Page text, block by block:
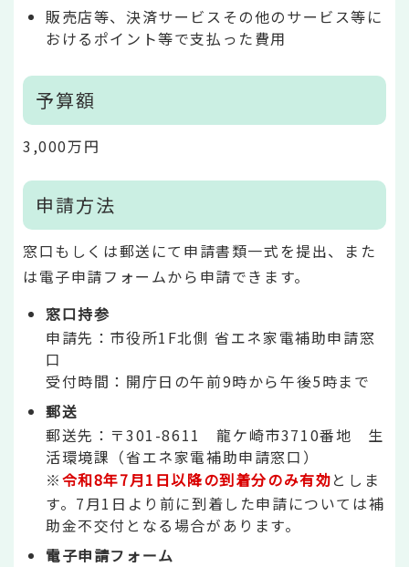
販売店等、決済サービスその他のサービス等に
おけるポイント等で支払った費用
予算額
3,000万円
申請方法
窓口もしくは郵送にて申請書類一式を提出、また
は電子申請フォームから申請できます。
窓口持参
申請先：市役所1F北側 省エネ家電補助申請窓
口
受付時間：開庁日の午前9時から午後5時まで
郵送
郵送先：〒301-8611 龍ケ崎市3710番地 生
活環境課（省エネ家電補助申請窓口）
※令和8年7月1日以降の到着分のみ有効としま
す。7月1日より前に到着した申請については補
助金不交付となる場合があります。
電子申請フォーム